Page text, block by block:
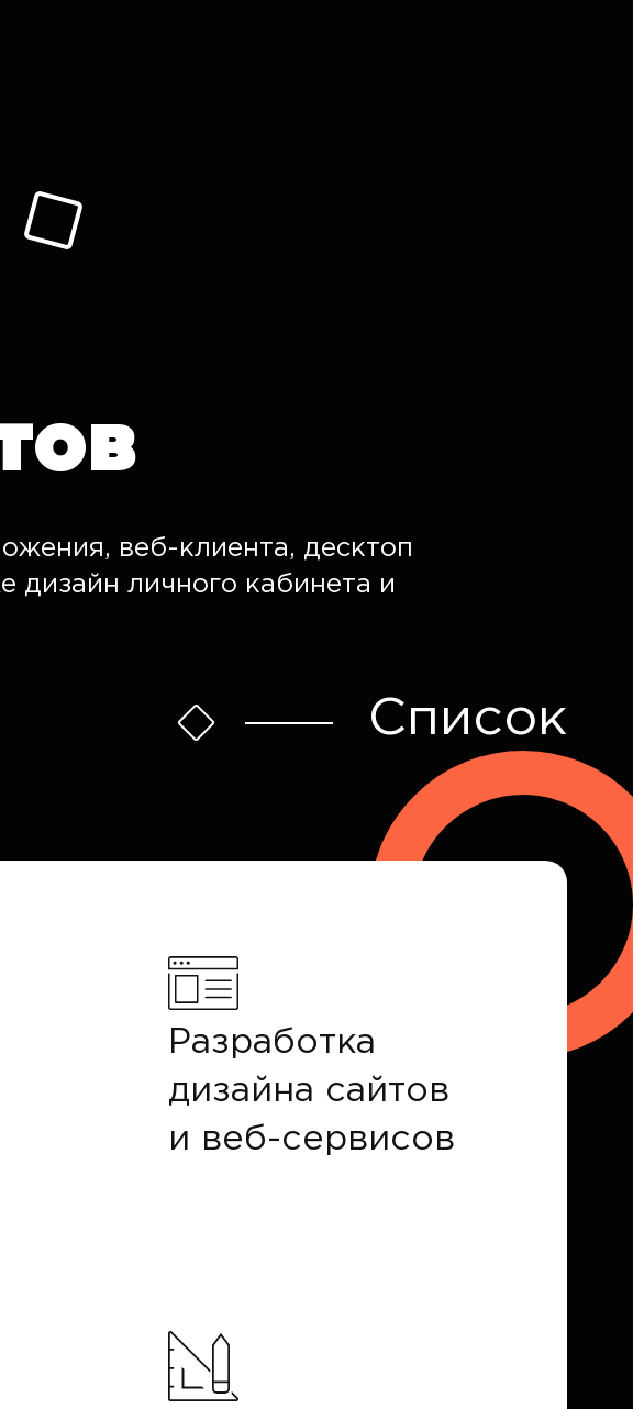
веб-клиента, десктоп
дизайн личного кабинета и
Список
Разработка
дизайна сайтов
и веб-сервисов